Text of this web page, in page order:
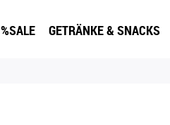
%SALE GETRÄNKE & SNACKS